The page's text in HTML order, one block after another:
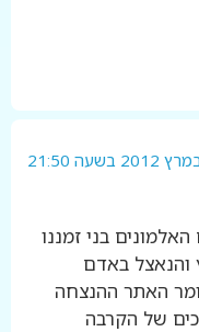
בני זמננו
והנאצל באדם
האתר ההנצחה
של הקרבה